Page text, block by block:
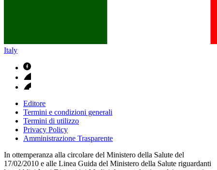
Italy
Editore
Termini e condizioni generali
Termini di utilizzo
Privacy Policy
Amministrazione Trasparente
In ottemperanza alla circolare del Ministero della Salute del
17/02/2010 e alle Linea Guida del Ministero della Salute riguardanti